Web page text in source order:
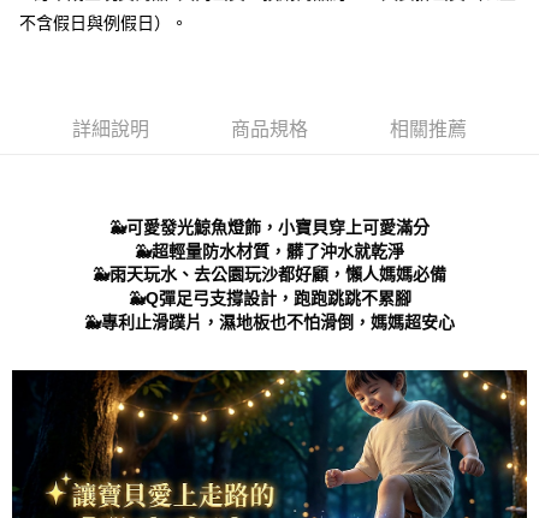
２．訂單成立數日內，您將收到繳費通知簡訊。
購買商品的店家。未經商家同意取消之訂單仍視為有效，需透過AFTEE先享
後付繳納相關費用。
１．透過由恩沛科技股份有限公司提供之「AFTEE先享後付」服務完成之交
易，需依本服務之必要範圍內提供個人資料，並將交易相關給付款項請求債
權轉讓予恩沛科技股份有限公司。
２．關於個人資料處理事宜，請瀏覽以下網址：
３．未成年的使用者請事先徵得法定代理人或監護人之同意方可使用
「AFTEE先享後付」，若未經同意申辦者引起之損失，本公司不負相關責
４．使用「AFTEE先享後付」時，將依據個別帳號之用戶狀況，依本公司即
時審查核予不同之上限額度；若仍有額度不足之情形，本公司將視審查結果
請求用戶進行身份認證。
５．嚴禁一人註冊多個帳號或使用他人資訊註冊。若發現惡意使用之情形，
付款後 全家取貨
每筆NT$70，滿NT$999(含以上)免運費
新竹物流宅配
每筆NT$90，滿NT$999(含以上)免運費
海外宅配
不含假日與例假日）。
詳細說明 商品規格 相關推薦
🐳可愛發光鯨魚燈飾，小寶貝穿上可愛滿分
🐳超輕量防水材質，髒了沖水就乾淨
🐳雨天玩水、去公園玩沙都好顧，懶人媽媽必備
🐳Q彈足弓支撐設計，跑跑跳跳不累腳
🐳專利止滑蹼片，濕地板也不怕滑倒，媽媽超安心